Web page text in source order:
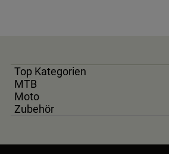
Top Kategorien
MTB
Moto
Zubehör